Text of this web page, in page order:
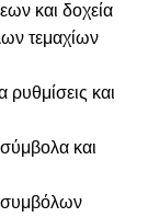
και δοχεία
τεμαχίων
ρυθμίσεις και
και
συμβόλων